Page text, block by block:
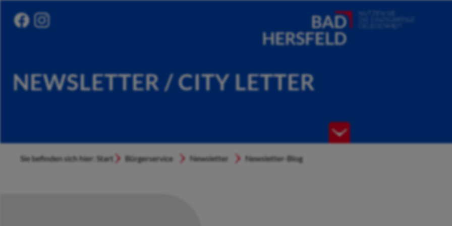
NEWSLETTER / CITY LETTER
Sie befinden sich hier: Start Bürgerservice Newsletter Newsletter-Blog